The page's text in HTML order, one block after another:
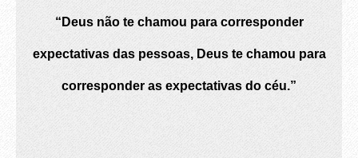
“Deus não te chamou para corresponder
expectativas das pessoas, Deus te chamou para
corresponder as expectativas do céu.”